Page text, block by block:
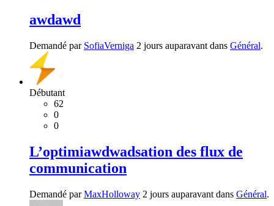
awdawd
Demandé par SofiaVerniga 2 jours auparavant dans Général.
Débutant
62
0
0
L’optimiawdwadsation des flux de
communication
Demandé parMaxHolloway 2 jours auparavant dans Général.